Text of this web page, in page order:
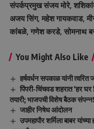
संपर्कप्रमुख संजय मोरे,
अजय सिंग, महेश गायकवाड,
कांबळे, गणेश करडे, सोमनाथ
You Might Also Like
हर्षवर्धन सपकाळ यांनी त्वरित
पिंपरी-चिंचवड शहरात ‘हर घर
तयारी; भाजपची विशेष बैठक संपन्न!
जाहीर निषेध आंदोलन
उपमहापौर शर्मिला बाबर